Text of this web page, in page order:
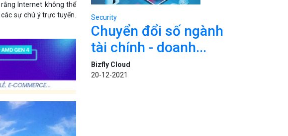
Internet không thể
sự chú ý trực tuyến.
Security
Chuyển đổi số ngành
tài chính - doanh...
Bizfly Cloud
20-12-2021